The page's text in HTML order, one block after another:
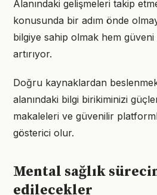
Alanındaki gelişmeleri takip
konusunda bir adım önde
bilgiye sahip olmak hem
artırıyor.
Doğru kaynaklardan
alanındaki bilgi birikiminizi
makaleleri ve güvenilir
gösterici olur.
Mental sağlık
edilecekler